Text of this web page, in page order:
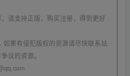
请支持正版，购买注册，得到更好
如果有侵犯版权的资源请尽快联系站
议的资源。